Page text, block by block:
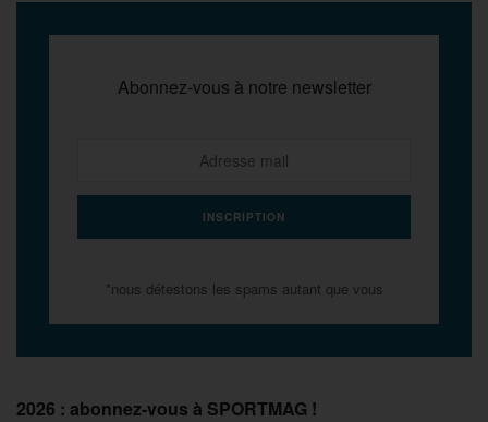
Abonnez-vous à notre newsletter
*nous détestons les spams autant que vous
2026 : abonnez-vous à SPORTMAG !